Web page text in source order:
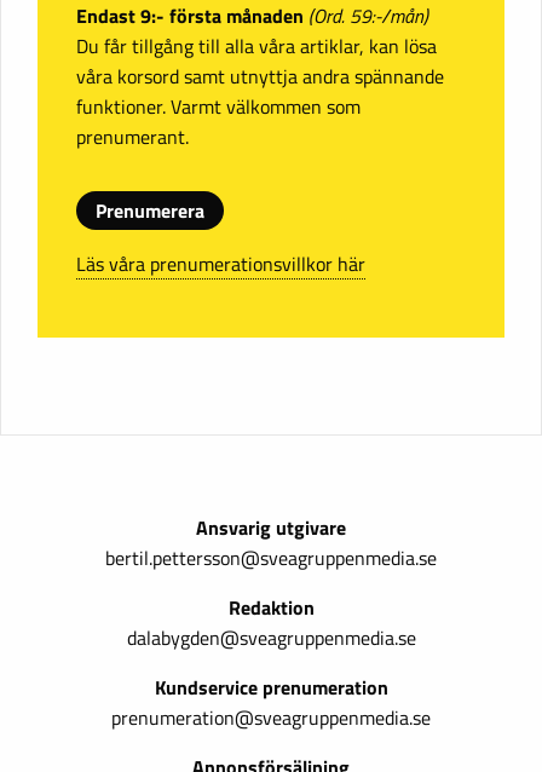
Endast 9:- första månaden (Ord. 59:-/mån)
Du får tillgång till alla våra artiklar, kan lösa
våra korsord samt utnyttja andra spännande
funktioner. Varmt välkommen som
prenumerant.
Prenumerera
Läs våra prenumerationsvillkor här
Ansvarig utgivare
bertil.pettersson@sveagruppenmedia.se
Redaktion
dalabygden@sveagruppenmedia.se
Kundservice prenumeration
prenumeration@sveagruppenmedia.se